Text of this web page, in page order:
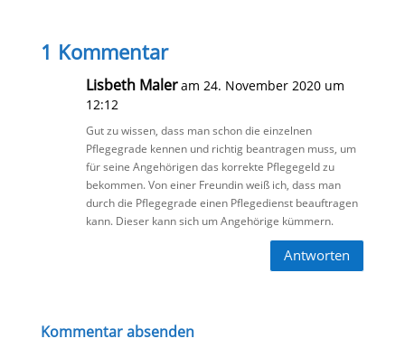
1 Kommentar
Lisbeth Maleram 24. November 2020 um
12:12
Gut zu wissen, dass man schon die einzelnen
Pflegegrade kennen und richtig beantragen muss, um
für seine Angehörigen das korrekte Pflegegeld zu
bekommen. Von einer Freundin weiß ich, dass man
durch die Pflegegrade einen Pflegedienst beauftragen
kann. Dieser kann sich um Angehörige kümmern.
Antworten
Kommentar absenden